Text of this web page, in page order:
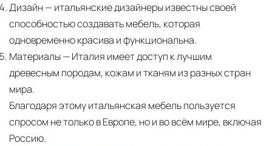
Дизайн— итальянские дизайнеры известны своей
способностью создавать мебель, которая
одновременно красива и функциональна.
Материалы— Италия имеет доступ к лучшим
древесным породам, кожам и тканям из разных стран
мира.
Благодаря этому итальянская мебель пользуется
спросом не только в Европе, но и во всём мире, включая
Россию.